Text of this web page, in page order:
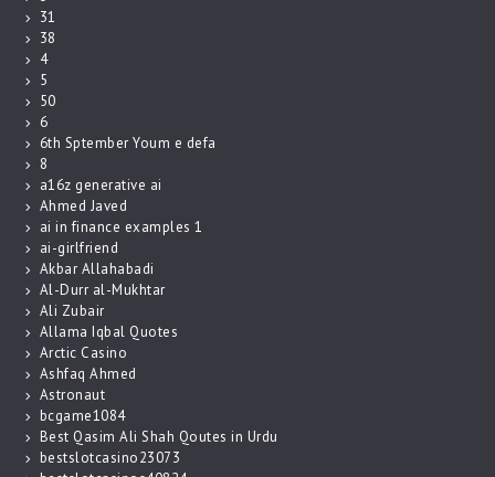
31
38
4
5
50
6
6th Sptember Youm e defa
8
a16z generative ai
Ahmed Javed
ai in finance examples 1
ai-girlfriend
Akbar Allahabadi
Al-Durr al-Mukhtar
Ali Zubair
Allama Iqbal Quotes
Arctic Casino
Ashfaq Ahmed
Astronaut
bcgame1084
Best Qasim Ali Shah Qoutes in Urdu
bestslotcasino23073